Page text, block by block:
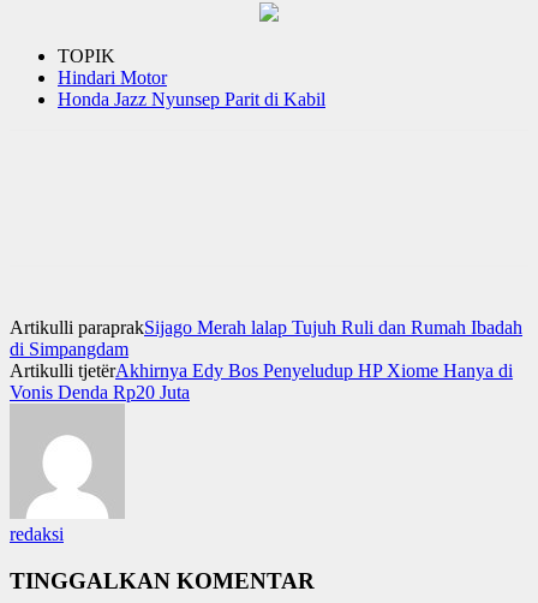
TOPIK
Hindari Motor
Honda Jazz Nyunsep Parit di Kabil
Artikulli paraprakSijago Merah lalap Tujuh Ruli dan Rumah Ibadah
di Simpangdam
Artikulli tjetërAkhirnya Edy Bos Penyeludup HP Xiome Hanya di
Vonis Denda Rp20 Juta
redaksi
TINGGALKAN KOMENTAR